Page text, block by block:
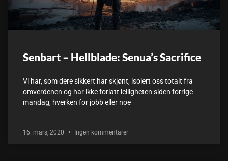
Senbart – Hellblade: Senua’s Sacrifice
Vi har, som dere sikkert har skjønt, isolert oss totalt fra
omverdenen og har ikke forlatt leiligheten siden forrige
mandag, hverken for jobb eller noe
16. mars, 2020 Ingen kommentarer